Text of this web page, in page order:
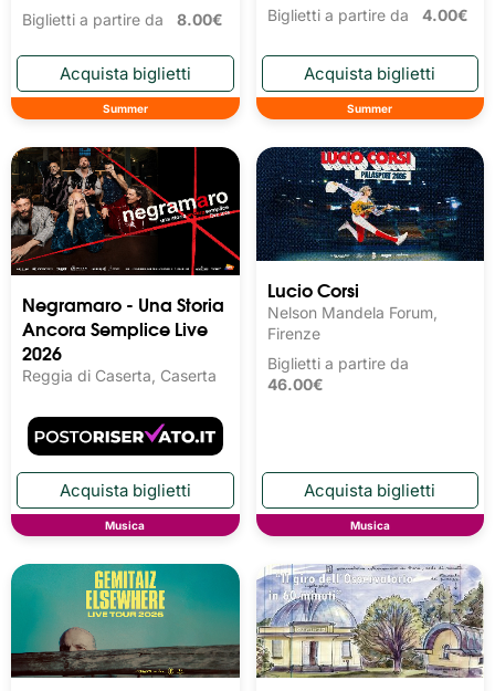
Biglietti a partire da 8.00€
Summer
Biglietti a partire da 4.00€
Summer
Negramaro - Una Storia
Ancora Semplice Live
2026
Reggia di Caserta, Caserta
Musica
Lucio Corsi
Nelson Mandela Forum,
Firenze
Biglietti a partire da
46.00€
Musica